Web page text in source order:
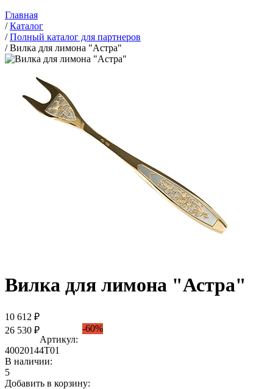
Главная
/Каталог
/Полный каталог для партнеров
/Вилка для лимона "Астра"
Вилка для лимона "Астра"
10 612 ₽
26 530 ₽
-60%
Артикул:
40020144Т01
В наличии:
5
Добавить в корзину: